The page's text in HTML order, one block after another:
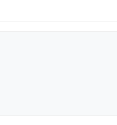
âm thanh. Với âm sắc